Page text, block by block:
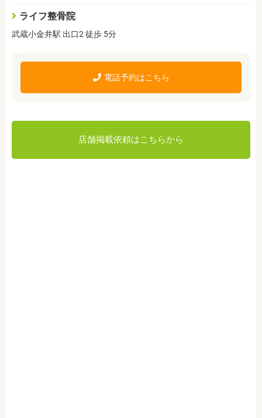
ライフ整骨院
武蔵小金井駅 出口2 徒歩 5分
電話予約はこちら
店舗掲載依頼はこちらから